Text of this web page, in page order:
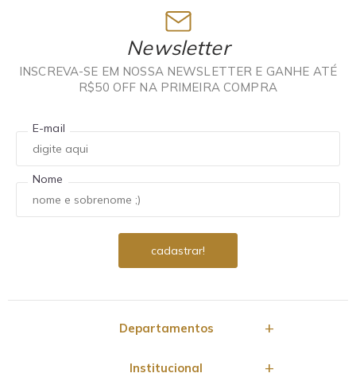
Newsletter
INSCREVA-SE EM NOSSA NEWSLETTER E GANHE ATÉ
R$50 OFF NA PRIMEIRA COMPRA
E-mail
Nome
Departamentos
Institucional